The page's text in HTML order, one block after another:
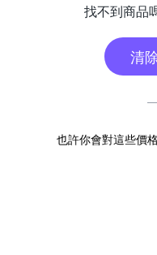
找不到商品
清
也許你會對這些價